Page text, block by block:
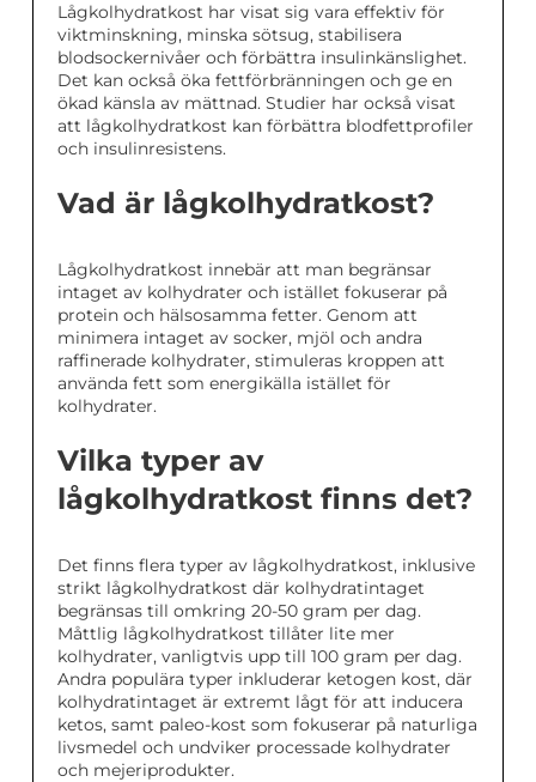
Lågkolhydratkost har visat sig vara effektiv för
viktminskning, minska sötsug, stabilisera
blodsockernivåer och förbättra insulinkänslighet.
Det kan också öka fettförbränningen och ge en
ökad känsla av mättnad. Studier har också visat
att lågkolhydratkost kan förbättra blodfettprofiler
och insulinresistens.
Vad är lågkolhydratkost?
Lågkolhydratkost innebär att man begränsar
intaget av kolhydrater och istället fokuserar på
protein och hälsosamma fetter. Genom att
minimera intaget av socker, mjöl och andra
raffinerade kolhydrater, stimuleras kroppen att
använda fett som energikälla istället för
kolhydrater.
Vilka typer av
lågkolhydratkost finns det?
Det finns flera typer av lågkolhydratkost, inklusive
strikt lågkolhydratkost där kolhydratintaget
begränsas till omkring 20-50 gram per dag.
Måttlig lågkolhydratkost tillåter lite mer
kolhydrater, vanligtvis upp till 100 gram per dag.
Andra populära typer inkluderar ketogen kost, där
kolhydratintaget är extremt lågt för att inducera
ketos, samt paleo-kost som fokuserar på naturliga
livsmedel och undviker processade kolhydrater
och mejeriprodukter.